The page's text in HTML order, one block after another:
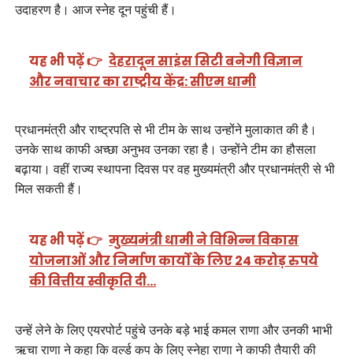
उदाहरण है। आज स्नेह दून पहुंची हैं।
यह भी पढ़ें 👉 देहरादून साइंस सिटी बनेगी विज्ञान
और नवाचार का राष्ट्रीय केंद्र: सीएम धामी
प्रधानमंत्री और राष्ट्रपति से भी टीम के साथ उन्होंने मुलाकात की है।
उनके साथ काफी अच्छा अनुभव उनका रहा है। उन्होंने टीम का हौसला
बढ़ाया। वहीं राज्य स्थापना दिवस पर वह मुख्यमंत्री और प्रधानमंत्री से भी
मिल सकती हैं।
यह भी पढ़ें 👉 मुख्यमंत्री धामी ने विभिन्न विकास
योजनाओं और निर्माण कार्यों के लिए 24 करोड़ रुपये
की वित्तीय स्वीकृति दी…
उन्हें लेने के लिए एयरपोर्ट पहुंचे उनके बड़े भाई कमल राणा और उनकी भाभी
ऋचा राणा ने कहा कि वर्ल्ड कप के लिए स्नेहा राणा ने काफी तैयारी की